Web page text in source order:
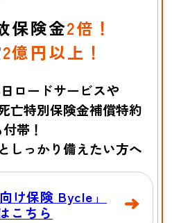
噛
せ
水漏れでマンショ
ンの階下の部屋を
保険金2倍！
2億円以上！
ロードサービスや
亡特別保険金補償特約
帯！
しっかり備えたい方へ
け保険 Bycle」
こちら